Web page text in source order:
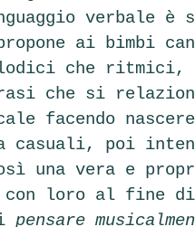
verbale è
ai bimbi
che ritmici,
che si
facendo
casuali, poi
una vera e
con loro al fine
pensare